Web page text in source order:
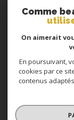
Comme
On aimerait
En poursuivant,
cookies par ce
contenus